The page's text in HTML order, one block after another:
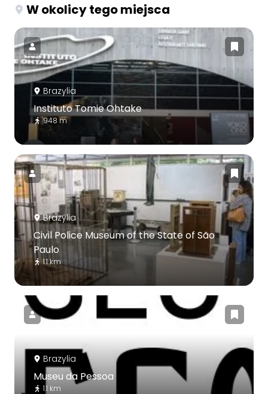
W okolicy tego miejsca
Brazylia
Instituto Tomie Ohtake
948 m
Brazylia
Civil Police Museum of the State of São
Paulo
1.1 km
Brazylia
Museu da Pessoa
1.1 km